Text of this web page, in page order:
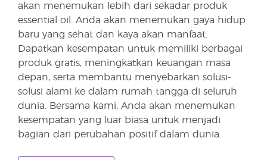
akan menemukan lebih dari sekadar produk
essential oil. Anda akan menemukan gaya hidup
baru yang sehat dan kaya akan manfaat.
Dapatkan kesempatan untuk memiliki berbagai
produk gratis, meningkatkan keuangan masa
depan, serta membantu menyebarkan solusi-
solusi alami ke dalam rumah tangga di seluruh
dunia. Bersama kami, Anda akan menemukan
kesempatan yang luar biasa untuk menjadi
bagian dari perubahan positif dalam dunia.